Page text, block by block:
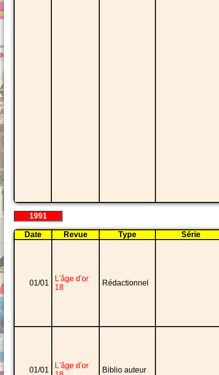
1991
Date Revue Type Série
01/01
L'âge d'or
18
Rédactionnel
01/01
L'âge d'or
Biblio auteur